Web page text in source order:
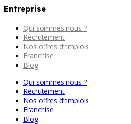
Entreprise
Qui sommes nous ?
Recrutement
Nos offres d’emplois
Franchise
Blog
Qui sommes nous ?
Recrutement
Nos offres d’emplois
Franchise
Blog